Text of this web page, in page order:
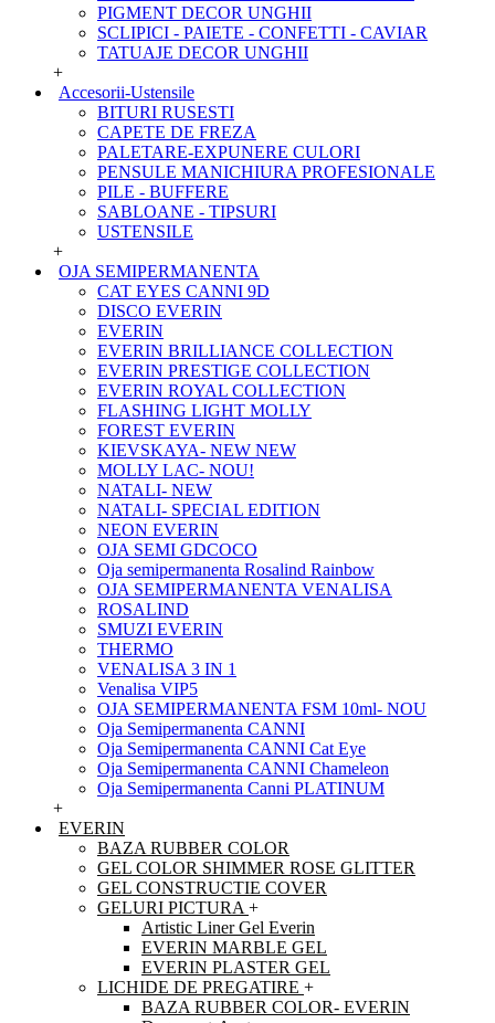
PIGMENT DECOR UNGHII
SCLIPICI - PAIETE - CONFETTI - CAVIAR
TATUAJE DECOR UNGHII
+
Accesorii-Ustensile
BITURI RUSESTI
CAPETE DE FREZA
PALETARE-EXPUNERE CULORI
PENSULE MANICHIURA PROFESIONALE
PILE - BUFFERE
SABLOANE - TIPSURI
USTENSILE
+
OJA SEMIPERMANENTA
CAT EYES CANNI 9D
DISCO EVERIN
EVERIN
EVERIN BRILLIANCE COLLECTION
EVERIN PRESTIGE COLLECTION
EVERIN ROYAL COLLECTION
FLASHING LIGHT MOLLY
FOREST EVERIN
KIEVSKAYA- NEW NEW
MOLLY LAC- NOU!
NATALI- NEW
NATALI- SPECIAL EDITION
NEON EVERIN
OJA SEMI GDCOCO
Oja semipermanenta Rosalind Rainbow
OJA SEMIPERMANENTA VENALISA
ROSALIND
SMUZI EVERIN
THERMO
VENALISA 3 IN 1
Venalisa VIP5
OJA SEMIPERMANENTA FSM 10ml- NOU
Oja Semipermanenta CANNI
Oja Semipermanenta CANNI Cat Eye
Oja Semipermanenta CANNI Chameleon
Oja Semipermanenta Canni PLATINUM
+
EVERIN
BAZA RUBBER COLOR
GEL COLOR SHIMMER ROSE GLITTER
GEL CONSTRUCTIE COVER
GELURI PICTURA +
Artistic Liner Gel Everin
EVERIN MARBLE GEL
EVERIN PLASTER GEL
LICHIDE DE PREGATIRE +
BAZA RUBBER COLOR- EVERIN